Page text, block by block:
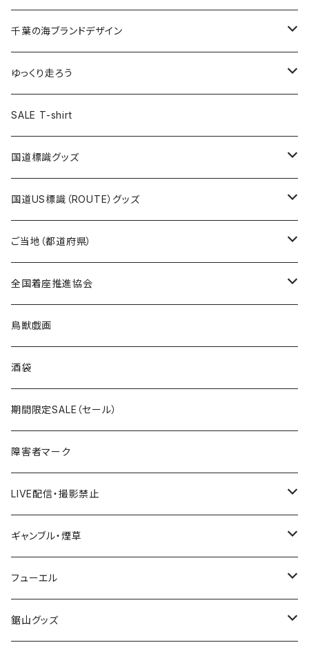
キャップ
トートバッグ
ランチバッグ
エコバッグ
キーホルダー
クリアファイル
缶バッジ
キーホルダー
クリアファイル
缶バッジ54mm
JAGUARさんコラボグッズ
Tシャツ
ステッカー
サコッシュ
ホテルキーホルダー
モーテルキーホルダー
トートバッグ
缶バッジ
クリアファイル
マスク
エコバッグ
千葉ロッテマリーンズコラボ
キャップ
エコバッグ
ステッカー
モーテルキーホルダー
ホテルキーホルダー
トートバッグ
Tシャツ
キャップ
ステッカー
ホテルキーホルダー
千葉の海ブランドデザイン
Tシャツ
キャップ
ステッカー
ゆっくり走ろう
Tシャツ
ステッカー
ホテルキーホルダー
SALE T-shirt
国道標識グッズ
ステッカー
国道0～99号線
国道100～199号線
国道600～699号線
国道700～799号線
Tシャツ
キャップ
国道US標識（ROUTE）グッズ
ステッカー
ROUTE 0～99号線
ROUTE100～199号線
ROUTE600～699号線
ROUTE700～799号線
Tシャツ
ROUTE 0～99号線
ROUTE 100～199号線
ROUTE 600～699号線
ROUTE 700～799号線
キャップ
ROUTE 0～99号線
ROUTE 100～199号線
ROUTE 600～699号線
ROUTE 700～799号線
ご当地（都道府県）
北海道
青森県
岩手県
宮城県
秋田県
Tシャツ
ステッカー
山形県
福島県
茨城県
栃木県
全国着座推進協会
ステッカー
鳥獣戯画
酒袋
期間限定SALE（セール）
障害者マーク
LIVE配信・撮影禁止
LIVE配信禁止
撮影禁止
ギャンブル・煙草
ホテルキーホルダー
たばこ・禁煙ステッカー
フューエル
ステッカー
鋸山グッズ